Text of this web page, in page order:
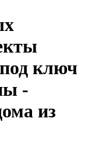
ключ
-
из